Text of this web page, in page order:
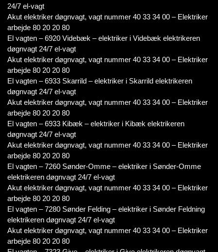
24/7 el-vagt
Akut elektriker døgnvagt, vagt nummer 40 33 34 00 – Elektriker
arbejde 80 20 20 80
El vagten – 6920 Videbæk – elektriker i Videbæk elektrikeren
døgnvagt 24/7 el-vagt
Akut elektriker døgnvagt, vagt nummer 40 33 34 00 – Elektriker
arbejde 80 20 20 80
El vagten – 6933 Skarrild – elektriker i Skarrild elektrikeren
døgnvagt 24/7 el-vagt
Akut elektriker døgnvagt, vagt nummer 40 33 34 00 – Elektriker
arbejde 80 20 20 80
El vagten – 6933 Kibæk – elektriker i Kibæk elektrikeren
døgnvagt 24/7 el-vagt
Akut elektriker døgnvagt, vagt nummer 40 33 34 00 – Elektriker
arbejde 80 20 20 80
El vagten – 7260 Sønder-Omme – elektriker i Sønder-Omme
elektrikeren døgnvagt 24/7 el-vagt
Akut elektriker døgnvagt, vagt nummer 40 33 34 00 – Elektriker
arbejde 80 20 20 80
El vagten – 7280 Sønder Felding – elektriker i Sønder Feldning
elektrikeren døgnvagt 24/7 el-vagt
Akut elektriker døgnvagt, vagt nummer 40 33 34 00 – Elektriker
arbejde 80 20 20 80